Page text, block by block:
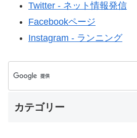
Twitter - ネット情報発信
Facebookページ
Instagram - ランニング
カテゴリー